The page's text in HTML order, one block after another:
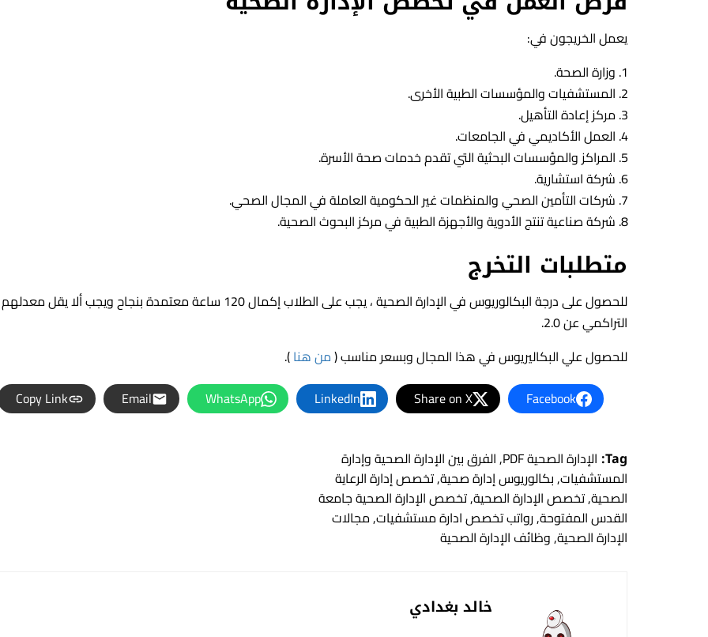
يعمل الخريجون في:
وزارة الصحة.
المستشفيات والمؤسسات الطبية الأخرى.
مركز إعادة التأهيل.
العمل الأكاديمي في الجامعات.
المراكز والمؤسسات البحثية التي تقدم خدمات صحة الأسرة.
شركة استشارية.
شركات التأمين الصحي والمنظمات غير الحكومية العاملة في المجال الصحي.
شركة صناعية تنتج الأدوية والأجهزة الطبية في مركز البحوث الصحية.
متطلبات التخرج
للحصول على درجة البكالوريوس في الإدارة الصحية ، يجب على الطلاب إكمال 120 ساعة معتمدة بنجاح ويجب ألا يقل معدلهم
التراكمي عن 2.0.
للحصول علي البكاليريوس في هذا المجال وبسعر مناسب (من هنا).
Facebook
Share on X
LinkedIn
WhatsApp
Email
Copy Link
Tag: الإدارة الصحية PDF ,الفرق بين الإدارة الصحية وإدارة
المستشفيات,بكالوريوس إدارة صحية,تخصص إدارة الرعاية
الصحية,تخصص الإدارة الصحية,تخصص الإدارة الصحية جامعة
القدس المفتوحة,رواتب تخصص ادارة مستشفيات,مجالات
الإدارة الصحية,وظائف الإدارة الصحية
خالد بغدادي